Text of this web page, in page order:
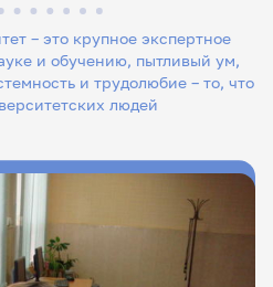
– это крупное экспертное
и обучению, пытливый ум,
и трудолюбие – то, что
людей